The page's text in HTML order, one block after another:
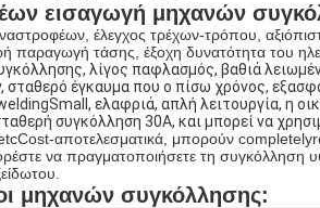
εισαγωγή μηχανών
έλεγχος τρέχων-τρόπου,
παραγωγή τάσης, έξοχη δυνατότητα του
λίγος παφλασμός, βαθιά
σταθερό έγκαυμα που ο πίσω χρόνος,
ελαφριά, απλή λειτουργία, η
συγκόλληση 30A, και μπορεί να
αποτελεσματικά, μπορούν
να πραγματοποιήσετε τη συγκόλληση
μηχανών συγκόλλησης: